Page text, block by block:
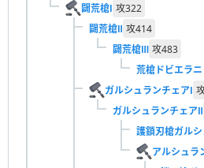
闢荒槍Ⅰ 攻322
闢荒槍Ⅱ 攻414
闢荒槍Ⅲ 攻483
荒槍ドビエラニ
ガルシュランチェアⅠ
ガルシュランチェアⅡ
護鎖刃槍ガル
アルシュラ